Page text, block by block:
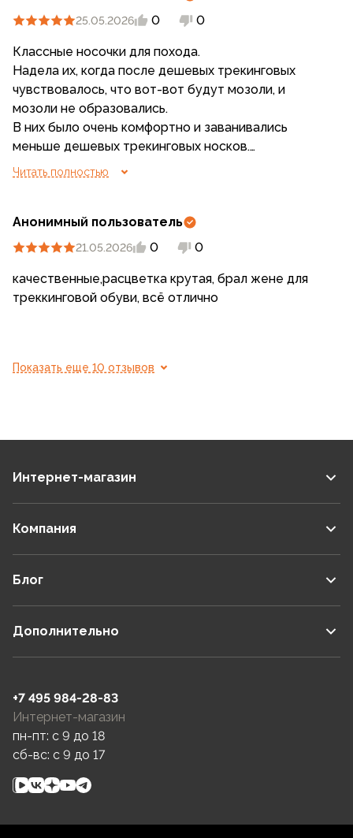
25.05.2026 0 0
Классные носочки для похода.
Надела их, когда после дешевых трекинговых
чувствовалось, что вот-вот будут мозоли, и
мозоли не образовались.
В них было очень комфортно и заванивались
меньше дешевых трекинговых носков.
На 39 размер взяла 38-41, надо было поменьше
Читать полностью
Анонимный пользователь
21.05.2026 0 0
качественные,расцветка крутая, брал жене для
треккинговой обуви, всё отлично
Показать еще 10 отзывов
Интернет-магазин
Компания
Блог
Дополнительно
+7 495 984-28-83
Интернет-магазин
пн-пт: c 9 до 18
сб-вс: c 9 до 17